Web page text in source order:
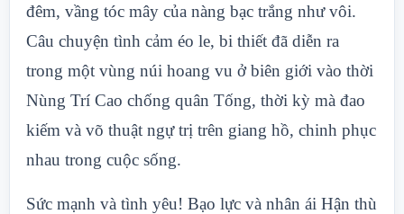
đêm, vầng tóc mây của nàng bạc trắng như vôi.
Câu chuyện tình cảm éo le, bi thiết đã diễn ra
trong một vùng núi hoang vu ở biên giới vào thời
Nùng Trí Cao chống quân Tống, thời kỳ mà đao
kiếm và võ thuật ngự trị trên giang hồ, chinh phục
nhau trong cuộc sống.
Sức mạnh và tình yêu! Bạo lực và nhân ái Hận thù